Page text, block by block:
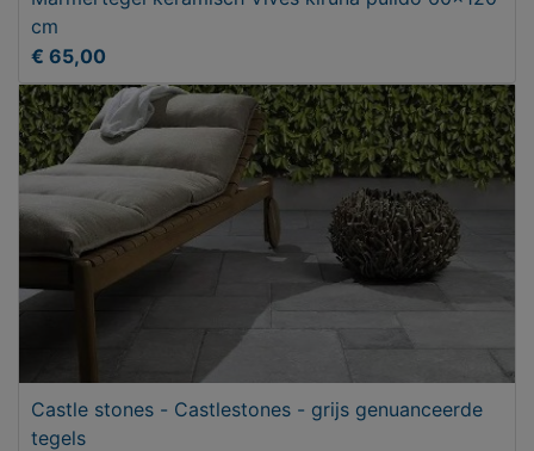
cm
€ 65,00
Castle stones - Castlestones - grijs genuanceerde
tegels